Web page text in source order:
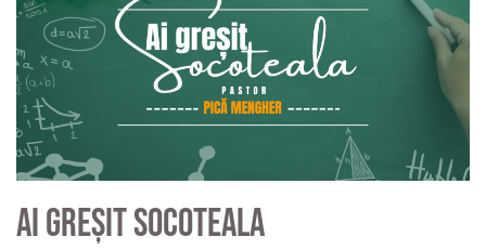
Ai greșit socoteala